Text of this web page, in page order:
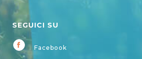
SEGUICI SU
Facebook